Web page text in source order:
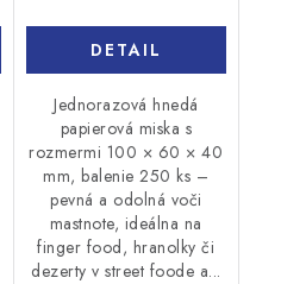
DETAIL
Jednorazová hnedá
papierová miska s
rozmermi 100 × 60 × 40
mm, balenie 250 ks –
pevná a odolná voči
mastnote, ideálna na
finger food, hranolky či
dezerty v street foode a...